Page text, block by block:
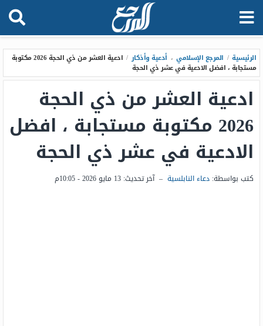
الرئيسية / المرجع الإسلامي ، أدعية وأذكار /
ادعية العشر من ذي الحجة 2026 مكتوبة
مستجابة ، افضل الادعية في عشر ذي الحجة
ادعية العشر من ذي الحجة
2026 مكتوبة مستجابة ، افضل
الادعية في عشر ذي الحجة
كتب بواسطة: دعاء النابلسية – آخر تحديث: 13 مايو 2026 - 10:05م